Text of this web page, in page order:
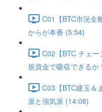
C01【BTC市況全
からが本番 (5:54)
C02【BTC チェ
規資金で吸収できるか
C03【BTC建玉＆
派と強気派 (14:08)